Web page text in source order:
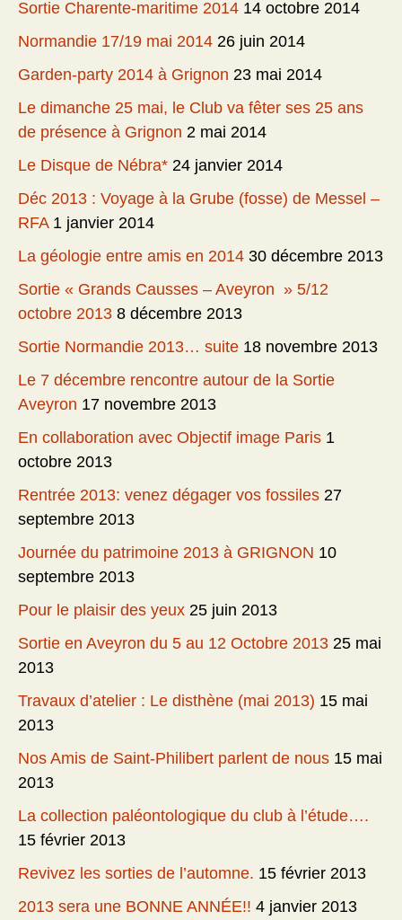
Sortie Charente-maritime 2014 14 octobre 2014
Normandie 17/19 mai 2014 26 juin 2014
Garden-party 2014 à Grignon 23 mai 2014
Le dimanche 25 mai, le Club va fêter ses 25 ans
de présence à Grignon 2 mai 2014
Le Disque de Nébra* 24 janvier 2014
Déc 2013 : Voyage à la Grube (fosse) de Messel –
RFA 1 janvier 2014
La géologie entre amis en 2014 30 décembre 2013
Sortie « Grands Causses – Aveyron » 5/12
octobre 2013 8 décembre 2013
Sortie Normandie 2013… suite 18 novembre 2013
Le 7 décembre rencontre autour de la Sortie
Aveyron 17 novembre 2013
En collaboration avec Objectif image Paris 1
octobre 2013
Rentrée 2013: venez dégager vos fossiles 27
septembre 2013
Journée du patrimoine 2013 à GRIGNON 10
septembre 2013
Pour le plaisir des yeux 25 juin 2013
Sortie en Aveyron du 5 au 12 Octobre 2013 25 mai
2013
Travaux d’atelier : Le disthène (mai 2013) 15 mai
2013
Nos Amis de Saint-Philibert parlent de nous 15 mai
2013
La collection paléontologique du club à l’étude….
15 février 2013
Revivez les sorties de l’automne. 15 février 2013
2013 sera une BONNE ANNÉE!! 4 janvier 2013